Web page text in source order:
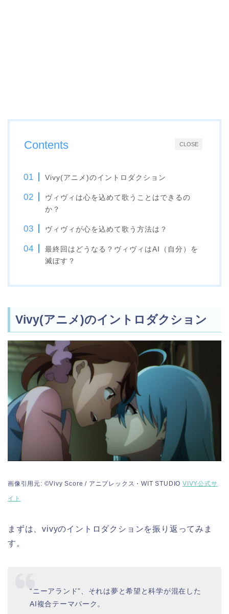
CLOSE
Contents
Vivy(アニメ)のイントロダクション
ヴィヴィは心を込めて歌うことはできるの
か？
ヴィヴィが心を込めて歌う方法は？
最終回はどうなる？ヴィヴィはAI（自分）を
滅ぼす？
Vivy(アニメ)のイントロダクション
画像引用元: ©Vivy Score / アニプレックス・WIT STUDIO VIVY公式サ
イト
まずは、vivyのイントロダクションを振り返ってみま
す。
“ニーアランド”、それは夢と希望と科学が混在した
AI複合テーマパーク。